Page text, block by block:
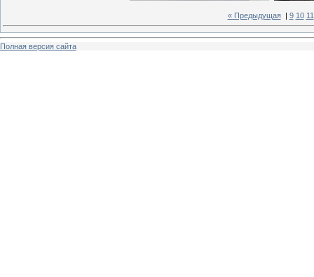
« Предыдущая| 9 10 11
Полная версия сайта